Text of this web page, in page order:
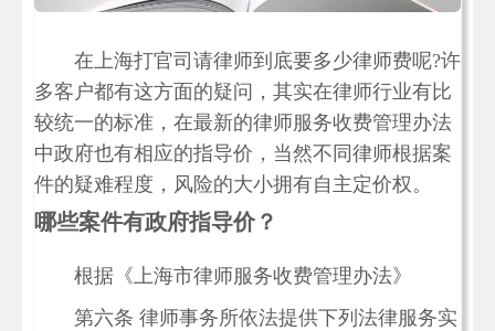
在上海打官司请律师到底要多少律师费呢?许
多客户都有这方面的疑问，其实在律师行业有比
较统一的标准，在最新的律师服务收费管理办法
中政府也有相应的指导价，当然不同律师根据案
件的疑难程度，风险的大小拥有自主定价权。
哪些案件有政府指导价？
根据《上海市律师服务收费管理办法》
第六条 律师事务所依法提供下列法律服务实